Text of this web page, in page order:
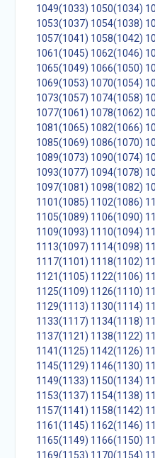
1049(1033) 1050(1034)
1053(1037) 1054(1038)
1057(1041) 1058(1042)
1061(1045) 1062(1046)
1065(1049) 1066(1050)
1069(1053) 1070(1054)
1073(1057) 1074(1058)
1077(1061) 1078(1062)
1081(1065) 1082(1066)
1085(1069) 1086(1070)
1089(1073) 1090(1074)
1093(1077) 1094(1078)
1097(1081) 1098(1082)
1101(1085) 1102(1086)
1105(1089) 1106(1090)
1109(1093) 1110(1094)
1113(1097) 1114(1098)
1117(1101) 1118(1102)
1121(1105) 1122(1106)
1125(1109) 1126(1110)
1129(1113) 1130(1114)
1133(1117) 1134(1118)
1137(1121) 1138(1122)
1141(1125) 1142(1126)
1145(1129) 1146(1130)
1149(1133) 1150(1134)
1153(1137) 1154(1138)
1157(1141) 1158(1142)
1161(1145) 1162(1146)
1165(1149) 1166(1150)
1169(1153) 1170(1154)